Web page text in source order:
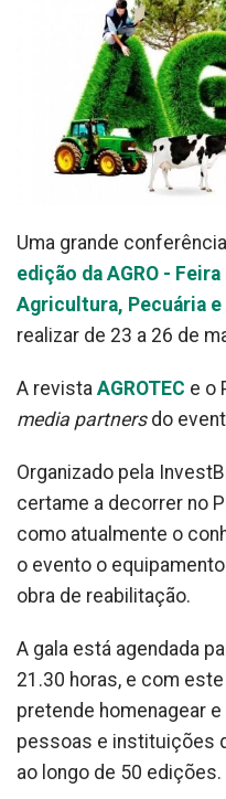
Uma grande
edição da AGRO -
Agricultura, Pecuária
realizar de 23 a 26 de
A revista AGROTEC e o
media partners do
Organizado pela
certame a decorrer no
como atualmente o
o evento o
obra de reabilitação.
A gala está agendada
21.30 horas, e com
pretende homenagear
pessoas e instituições
ao longo de 50 edições.